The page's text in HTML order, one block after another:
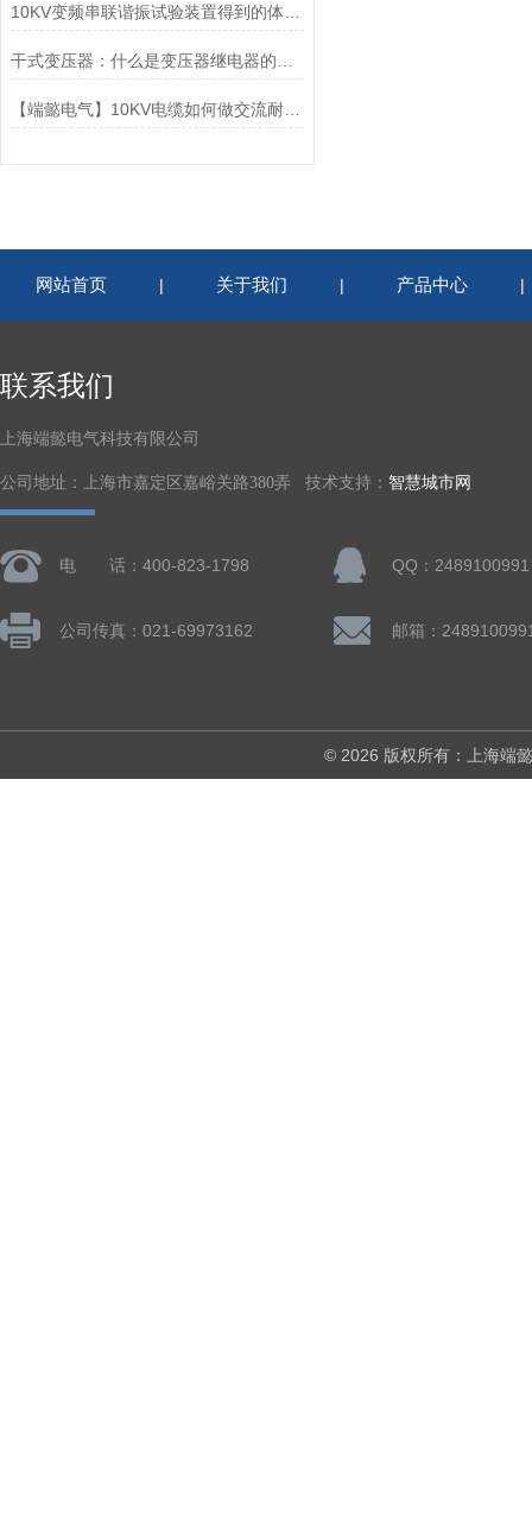
10KV变频串联谐振试验装置得到的体现和发挥
【端懿电气】10KV电缆如何做交流耐压试验
网站首页 | 关于我们 | 产品中心
联系我们
上海端懿电气科技有限公司
公司地址：上海市嘉定区嘉峪关路380弄 技术支持： 智慧城市网
电 话：400-823-1798 QQ：2489100991
公司传真：021-69973162 邮箱：
© 2026 版权所有：上海端